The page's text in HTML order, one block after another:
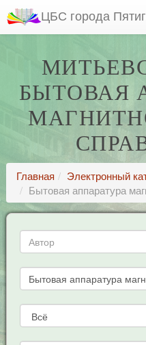
ЦБС города
БЫТОВАЯ
Главная
Электронный
Бытовая аппаратура